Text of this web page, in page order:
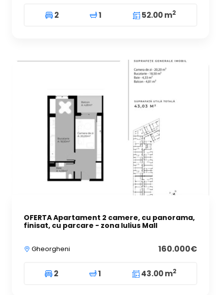
2 1 52.00 m2
OFERTA Apartament 2 camere, cu panorama,
finisat, cu parcare - zona Iulius Mall
Gheorgheni 160.000€
2 1 43.00 m2